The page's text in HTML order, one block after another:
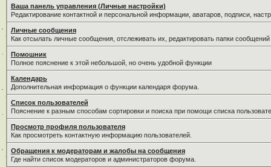
Ваша панель управления (Личные настройки)
Редактирование контактной и персональной информации, аватаров, подписи,
Личные сообщения
Как отсылать личные сообщения, отслеживать их, редактировать папки
Помошник
Полное пояснение к этой небольшой, но очень удобной функции
Календарь
Дополнительная информация о функции календаря форума.
Список пользователей
Пояснение к разным способам сортировки и поиска при помощи списка
Просмотр профиля пользователя
Как просмотреть контактную информацию пользователей.
Обращения к модераторам и жалобы на сообщения
Где найти список модераторов и администраторов форума.